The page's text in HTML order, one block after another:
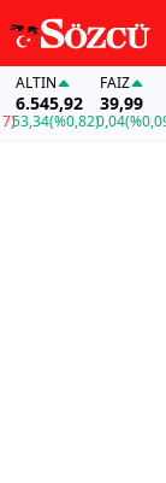
(%0,82)
FAİZ
39,99
0,04(%0,09)